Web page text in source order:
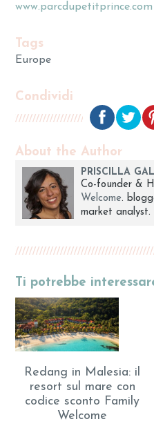
www.parcdupetitprince.com
Tags
Europe
Condividi
About the Author
PRISCILLA
Co-founder &
Welcome.
market analyst.
Ti potrebbe
Redang in Malesia: il
resort sul mare con
codice sconto Family
Welcome